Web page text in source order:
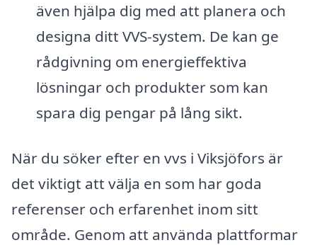
även hjälpa dig med att planera och
designa ditt VVS-system. De kan ge
rådgivning om energieffektiva
lösningar och produkter som kan
spara dig pengar på lång sikt.
När du söker efter en vvs i Viksjöfors är
det viktigt att välja en som har goda
referenser och erfarenhet inom sitt
område. Genom att använda plattformar